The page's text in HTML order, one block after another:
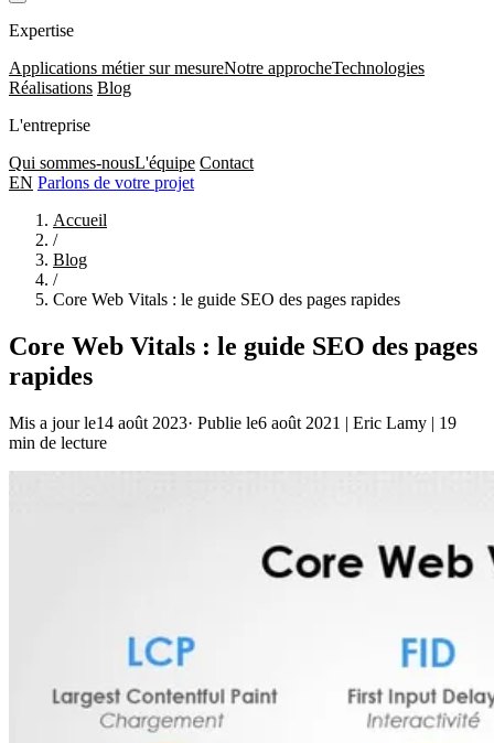
Expertise
Applications métier sur mesureNotre approcheTechnologies
Réalisations Blog
L'entreprise
Qui sommes-nousL'équipe Contact
EN Parlons de votre projet
Accueil
/
Blog
/
Core Web Vitals : le guide SEO des pages rapides
Core Web Vitals : le guide SEO des pages
rapides
Mis a jour le14 août 2023· Publie le6 août 2021 | Eric Lamy | 19
min de lecture